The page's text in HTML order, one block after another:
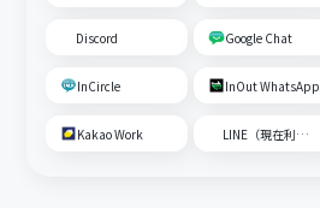
Discord Google Chat
InCircle InOut WhatsApp
Kakao Work LINE（現在利用不可）